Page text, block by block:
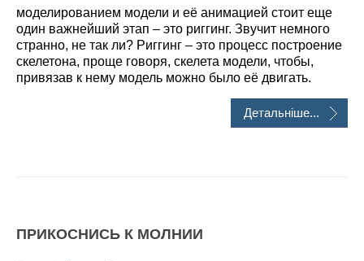
моделированием модели и её анимацией стоит еще
один важнейший этап – это риггинг. Звучит немного
странно, не так ли? Риггинг – это процесс построение
скелетона, проще говоря, скелета модели, чтобы,
привязав к нему модель можно было её двигать.
Детальніше...
ПРИКОСНИСЬ К МОЛНИИ